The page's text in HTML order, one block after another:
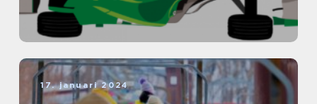
17. januari 2024